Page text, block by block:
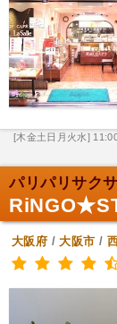
[木金土日月火水]
パリパリサク
大阪府 /大阪市 /